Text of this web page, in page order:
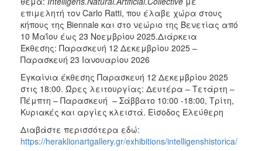
επιμελητή τον Carlo Ratti, που έλαβε χώρα στους
κήπους της Biennale και στο νεώριο της Βενετίας από
10 Μαΐου έως 23 Νοεμβρίου 2025.Διάρκεια
Έκθεσης: Παρασκευή 12 Δεκεμβρίου 2025 –
Παρασκευή 23 Ιανουαρίου 2026
Εγκαίνια έκθεσης Παρασκευή 12 Δεκεμβρίου 2025
στις 18:00. Ώρες λειτουργίας: Δευτέρα – Τετάρτη –
Πέμπτη – Παρασκευή – Σάββατο 10:00 -18:00, Τρίτη,
Κυριακές και αργίες κλειστά. Είσοδος Ελεύθερη
Διαβάστε περισσότερα εδώ:
https://heraklionartgallery.gr/exhibitions/intelligenshistorica/